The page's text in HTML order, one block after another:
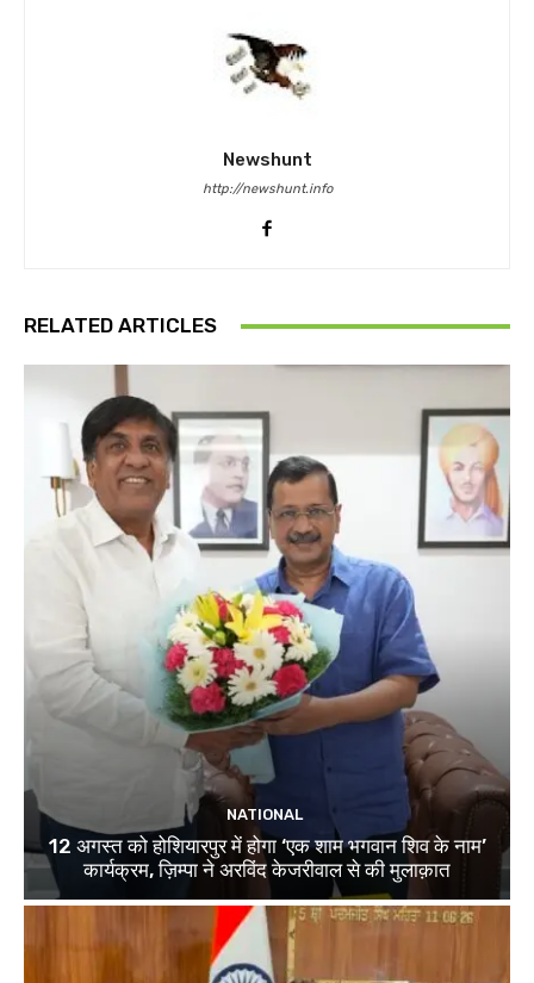
Newshunt
http://newshunt.info
RELATED ARTICLES
NATIONAL
12 अगस्त को होशियारपुर में होगा ‘एक शाम भगवान शिव के नाम’
कार्यक्रम, ज़िम्पा ने अरविंद केजरीवाल से की मुलाक़ात